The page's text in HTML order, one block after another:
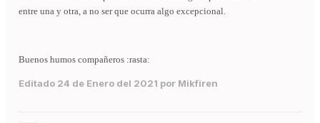
entre una y otra, a no ser que ocurra algo excepcional.
Buenos humos compañeros :rasta:
Editado 24 de Enero del 2021 por Mikfiren